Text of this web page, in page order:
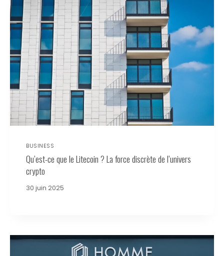
BUSINESS
Qu’est-ce que le Litecoin ? La force discrète de l’univers
crypto
30 juin 2025